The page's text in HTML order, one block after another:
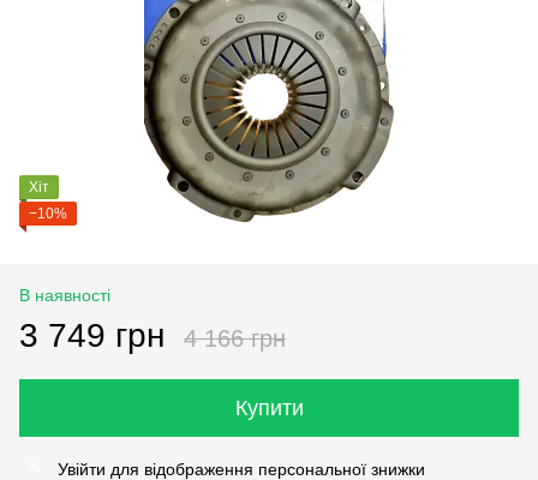
Хіт
−10%
В наявності
3 749 грн 4 166 грн
Купити
Увійти для відображення персональної знижки